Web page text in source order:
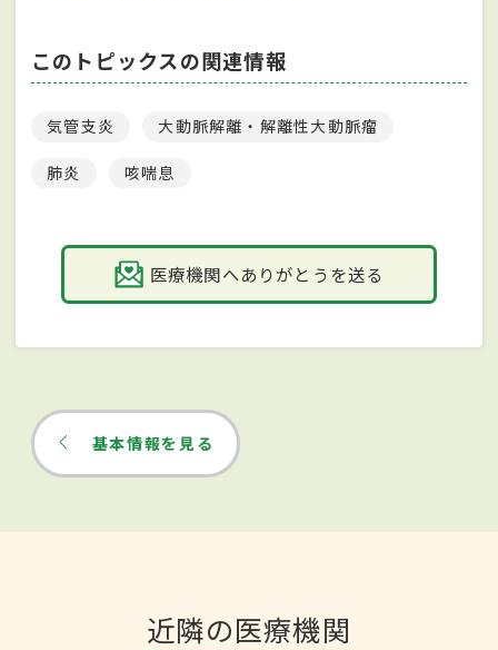
このトピックスの関連情報
気管支炎 大動脈解離・解離性大動脈瘤
肺炎 咳喘息
医療機関へありがとうを送る
基本情報を見る
近隣の医療機関